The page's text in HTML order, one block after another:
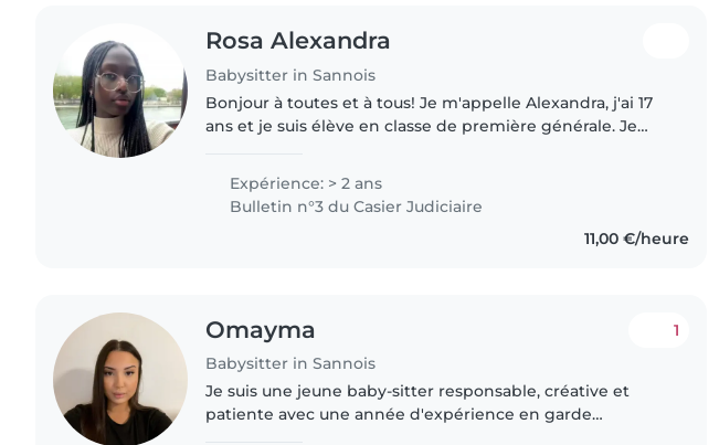
Rosa Alexandra
Babysitter in Sannois
Bonjour à toutes et à tous! Je m'appelle Alexandra, j'ai 17
ans et je suis élève en classe de première générale. Je
Expérience: > 2 ans
Bulletin n°3 du Casier Judiciaire
11,00 €/heure
Omayma
Babysitter in Sannois
1
Je suis une jeune baby-sitter responsable, créative et
patiente avec une année d'expérience en garde